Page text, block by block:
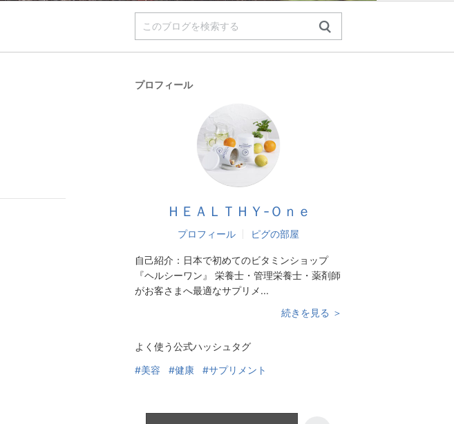
プロフィール
ＨＥＡＬＴＨＹ-Ｏｎｅ
プロフィール ピグの部屋
自己紹介： 日本で初めてのビタミンショップ
『ヘルシーワン』 栄養士・管理栄養士・薬剤師
がお客さまへ最適なサプリメ...
続きを見る ＞
よく使う公式ハッシュタグ
#美容 #健康 #サプリメント